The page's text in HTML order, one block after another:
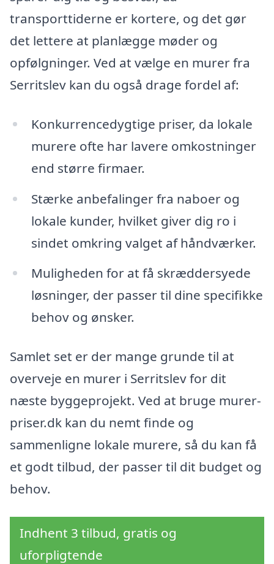
transporttiderne er kortere, og det gør
det lettere at planlægge møder og
opfølgninger. Ved at vælge en murer fra
Serritslev kan du også drage fordel af:
Konkurrencedygtige priser, da lokale
murere ofte har lavere omkostninger
end større firmaer.
Stærke anbefalinger fra naboer og
lokale kunder, hvilket giver dig ro i
sindet omkring valget af håndværker.
Muligheden for at få skræddersyede
løsninger, der passer til dine specifikke
behov og ønsker.
Samlet set er der mange grunde til at
overveje en murer i Serritslev for dit
næste byggeprojekt. Ved at bruge murer-
priser.dk kan du nemt finde og
sammenligne lokale murere, så du kan få
et godt tilbud, der passer til dit budget og
behov.
Indhent 3 tilbud, gratis og
uforpligtende